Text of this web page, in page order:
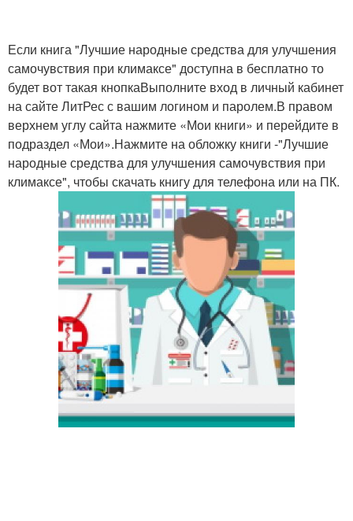
Если книга "Лучшие народные средства для улучшения
самочувствия при климаксе" доступна в бесплатно то
будет вот такая кнопкаВыполните вход в личный кабинет
на сайте ЛитРес с вашим логином и паролем.В правом
верхнем углу сайта нажмите «Мои книги» и перейдите в
подраздел «Мои».Нажмите на обложку книги -"Лучшие
народные средства для улучшения самочувствия при
климаксе", чтобы скачать книгу для телефона или на ПК.